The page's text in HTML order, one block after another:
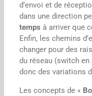
d’envoi et de
dans une direction
temps à arriver que
Enfin, les chemins
changer pour des
du réseau (switch
donc des variations
Les concepts de «